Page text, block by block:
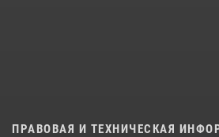
ПРАВОВАЯ И ТЕХНИЧЕСКАЯ